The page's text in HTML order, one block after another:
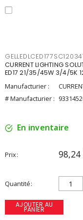
CURRENT LIGHTING
ED17 21/35/45W 3/4/5K
Manufacturier :
# Manufacturier :
En inventaire
Prix 98,24
Quantité
AJOUTER AU
PANIER